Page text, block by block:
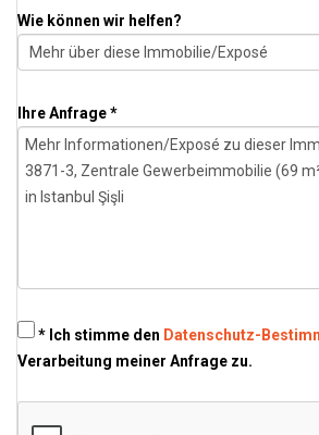
Wie können wir helfen?
Ihre Anfrage *
* Ich stimme den Datenschutz-
Verarbeitung meiner Anfrage zu.